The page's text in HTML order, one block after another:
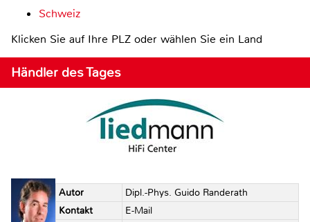
Schweiz
Klicken Sie auf Ihre PLZ oder wählen Sie ein Land
Händler des Tages
Autor
Dipl.-Phys. Guido Randerath
Kontakt
E-Mail